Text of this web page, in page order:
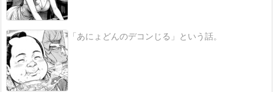
「あにょどんのデコンじる」という話。